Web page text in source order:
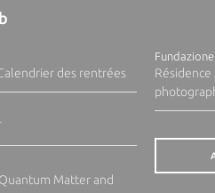
des rentrées
Matter and
Résidence